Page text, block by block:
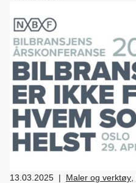
13.03.2025 | Maler og verktøy